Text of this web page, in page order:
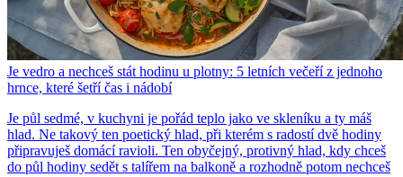
Je vedro a nechceš stát hodinu u plotny: 5 letních večeří z jednoho
hrnce, které šetří čas i nádobí
Je půl sedmé, v kuchyni je pořád teplo jako ve skleníku a ty máš
hlad. Ne takový ten poetický hlad, při kterém s radostí dvě hodiny
připravuješ domácí ravioli. Ten obyčejný, protivný hlad, kdy chceš
do půl hodiny sedět s talířem na balkoně a rozhodně potom nechceš